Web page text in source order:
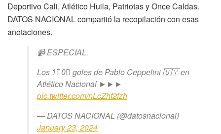
Deportivo Cali, Atlético Huila, Patriotas y Once Caldas.
DATOS NACIONAL compartió la recopilación con esas
anotaciones.
📹 ESPECIAL.
Los 1⃣0⃣ goles de Pablo Ceppelini 🇺🇾 en
Atlético Nacional ►►►
pic.twitter.com/nLcZhf2fzh
— DATOS NACIONAL (@datosnacional)
January 23, 2024